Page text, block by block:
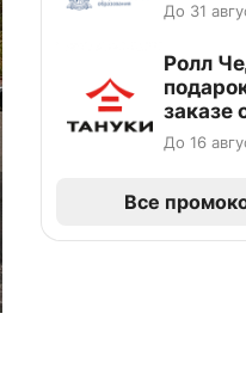
До 31
Ролл
заказе
До 16
Все